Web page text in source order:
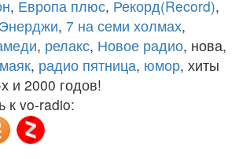
, Европа плюс, Рекорд(Record),
Энерджи, 7 на семи холмах,
, релакс, Новое радио, нова,
маяк, радио пятница, юмор, хиты
и 2000 годов!
к vo-radio: